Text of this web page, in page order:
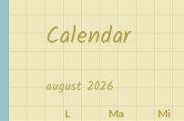
Calendar
august 2026
L Ma Mi